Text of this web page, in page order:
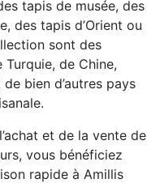
tapis de musée, des
des tapis d’Orient ou
sont des
Turquie, de Chine,
de bien d’autres pays
et de la vente de
vous bénéficiez
rapide à Amillis